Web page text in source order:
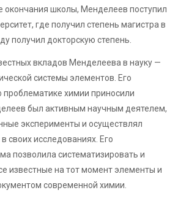
окончания школы, Менделеев поступил
где получил степень магистра в
получил докторскую степень.
вкладов Менделеева в науку —
системы элементов. Его
проблематике химии приносили
был активным научным деятелем,
эксперименты и осуществлял
своих исследованиях. Его
позволила систематизировать и
известные на тот момент элементы и
современной химии.